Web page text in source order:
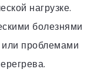
нагрузке.
болезнями
проблемами